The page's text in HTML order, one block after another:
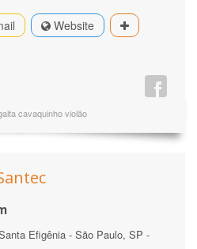
Website
cavaquinho violão
Efigênia - São Paulo, SP -